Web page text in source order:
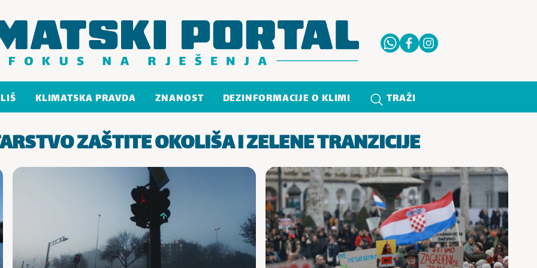
KLIMATSKA PRAVDA ZNANOST DEZINFORMACIJE O KLIMI TRAŽI
ZAŠTITE OKOLIŠA I ZELENE TRANZICIJE